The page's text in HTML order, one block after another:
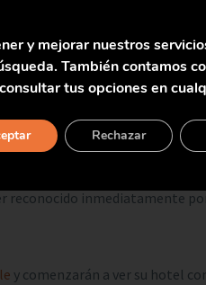
Creando un área personal
reconocido inmediatamente
y comenzarán a ver su hotel
y mejorar nuestros
También contamos
tus opciones en
Rechazar